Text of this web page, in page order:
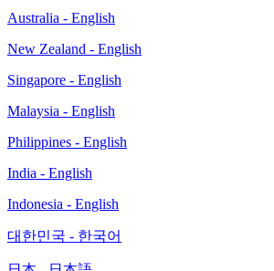
Australia - English
New Zealand - English
Singapore - English
Malaysia - English
Philippines - English
India - English
Indonesia - English
대한민국 - 한국어